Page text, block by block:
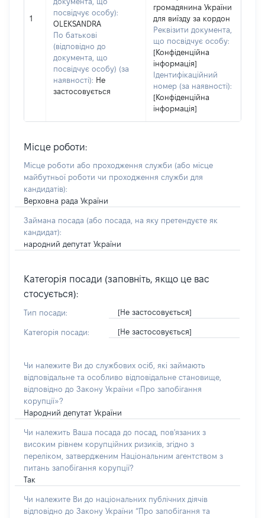
1
посвідчує особу):
OLEKSANDRA
По батькові
(відповідно до
документа, що
посвідчує особу) (за
наявності): Не
застосовується
громадянина України
для виїзду за кордон
Реквізити документа,
що посвідчує особу:
[Конфіденційна
інформація]
Ідентифікаційний
номер (за наявності):
[Конфіденційна
інформація]
Місце роботи:
Місце роботи або проходження служби (або місце
майбутньої роботи чи проходження служби для
кандидатів):
Верховна рада України
Займана посада (або посада, на яку претендуєте як
кандидат):
народний депутат України
Категорія посади (заповніть, якщо це вас
стосується):
Тип посади: [Не застосовується]
Категорія посади: [Не застосовується]
Чи належите Ви до службових осіб, які займають
відповідальне та особливо відповідальне становище,
відповідно до Закону України «Про запобігання
корупції»?
Народний депутат України
Чи належить Ваша посада до посад, пов'язаних з
високим рівнем корупційних ризиків, згідно з
переліком, затвердженим Національним агентством з
питань запобігання корупції?
Так
Чи належите Ви до національних публічних діячів
відповідно до Закону України “Про запобігання та